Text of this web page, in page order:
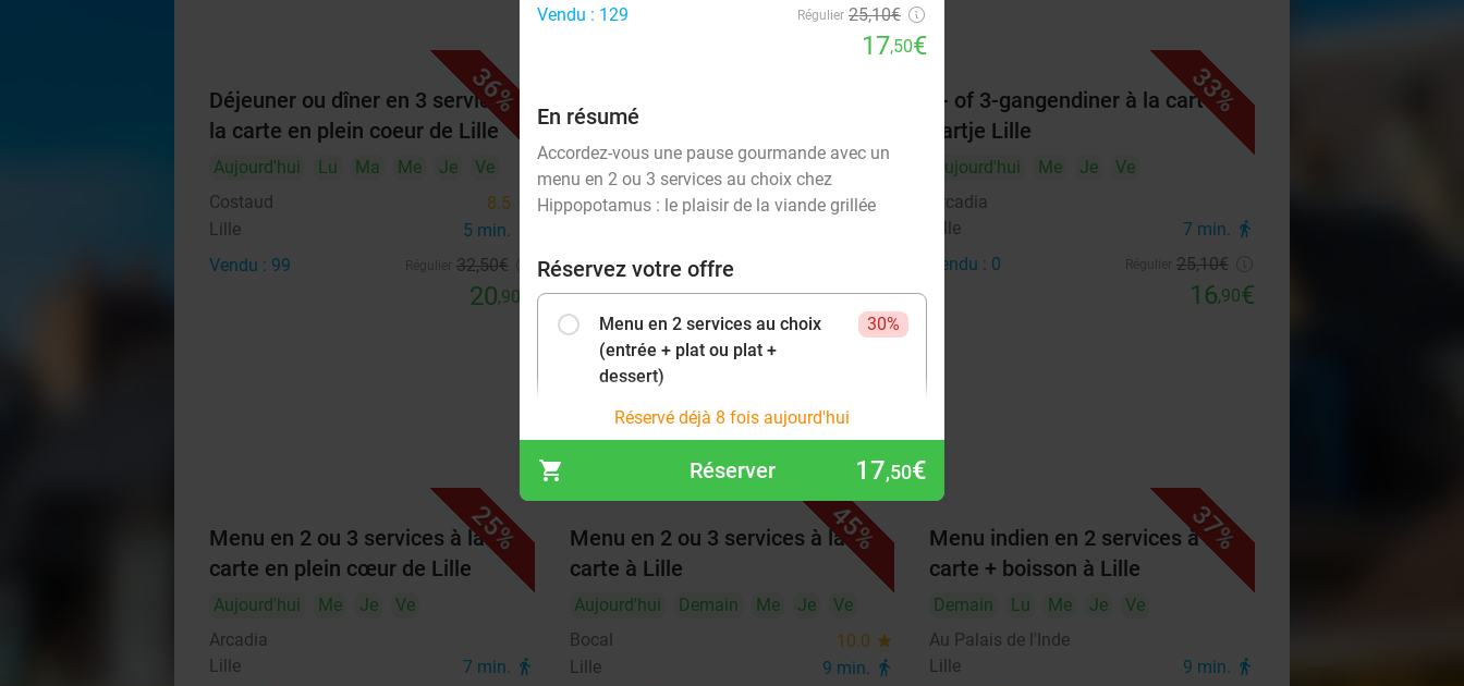
36%
Déjeuner ou dîner en 3 services à
la carte en plein coeur de Lille
Aujourd'hui Lu Ma Me Je
Ve
Costaud
8.5 star
Lille 5 min.
Vendu : 99 32,50€
20,90
cœur de Lille
Ve
La Nouvelle Aventure
Vendu : 2
19,50€
33%
2- of 3-gangendiner à la carte in
hartje Lille
Aujourd'hui Me Je
Ve
Arcadia
Lille
7 min. directions_walk
Vendu : 0 25,10€
16,90€
25%
Menu en 2 ou 3 services à la
carte en plein cœur de Lille
Aujourd'hui Me Je
Ve
Arcadia
Lille
7 min. directions_walk
45%
Menu en 2 ou 3 services à la
carte à Lille
Aujourd'hui Demain Me Je
Ve
Bocal
10.0 star
Lille 9 min. directions_walk
37%
Menu indien en 2 services à la
carte + boisson à Lille
Demain Lu Me Je
Ve
Au Palais de l'Inde
Lille
9 min. directions_walk
Vendu : 129
Régulier 25,10€
17,50€
En résumé
Accordez-vous une pause gourmande avec un
menu en 2 ou 3 services au choix chez
Hippopotamus : le plaisir de la viande grillée
Réservez votre offre
Menu en 2 services au choix
(entrée + plat ou plat +
dessert)
30%
Vendu: 116 25,10€ 17
Vendu: 13
32,50€ 24,50
Disponibilité
2 Personnes remove_circle_outline add_circle_outline
Réservé déjà 8 fois aujourd'hui
Réserver 17,50€